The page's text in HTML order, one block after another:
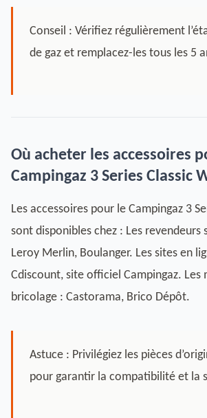
Conseil : Vérifiez régulièrement
de gaz et remplacez-les tous les 5
Où acheter les accessoires
Campingaz 3 Series Classic
Les accessoires pour le Campingaz 3
sont disponibles chez : Les revendeurs
Leroy Merlin, Boulanger. Les sites en
Cdiscount, site officiel Campingaz. Les
bricolage : Castorama, Brico Dépôt.
Astuce : Privilégiez les pièces
pour garantir la compatibilité et la